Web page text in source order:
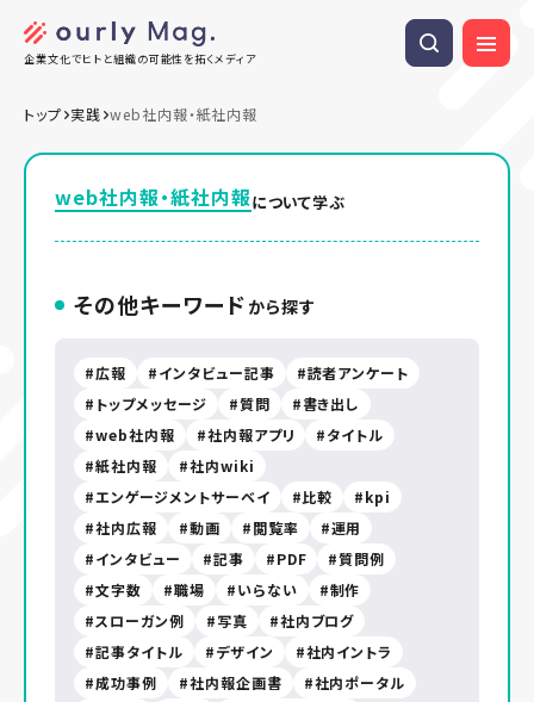
企業文化でヒトと組織の可能性を拓くメディア
トップ 実践 web社内報・紙社内報
web社内報・紙社内報について学ぶ
その他キーワード から探す
広報 インタビュー記事
読者アンケート
トップメッセージ
質問
書き出し
web社内報
社内報アプリ
タイトル
紙社内報
社内wiki
エンゲージメントサーベイ
比較
kpi
社内広報
動画 閲覧率
運用
インタビュー
記事 PDF
質問例
文字数
職場 いらない
制作
スローガン例
写真
社内ブログ
記事タイトル
デザイン
社内イントラ
成功事例
社内報企画書
社内ポータル